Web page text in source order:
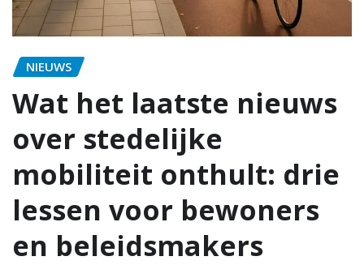
NIEUWS
Wat het laatste nieuws
over stedelijke
mobiliteit onthult: drie
lessen voor bewoners
en beleidsmakers